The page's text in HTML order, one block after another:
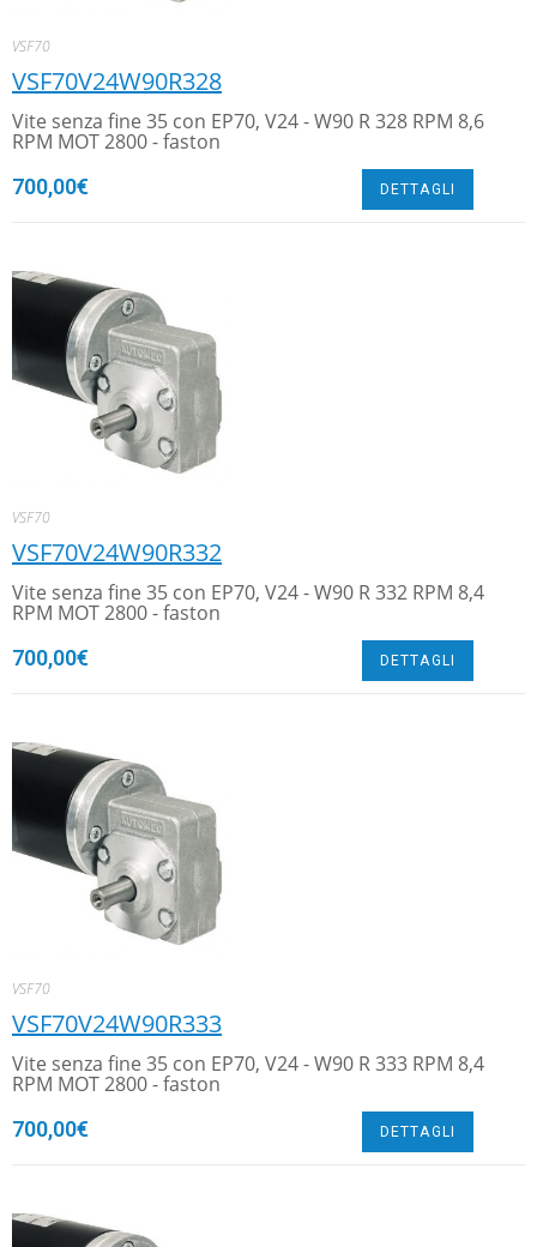
VSF70
VSF70V24W90R328
Vite senza fine 35 con EP70, V24 - W90 R 328 RPM 8,6
RPM MOT 2800 - faston
700,00€ DETTAGLI
VSF70
VSF70V24W90R332
Vite senza fine 35 con EP70, V24 - W90 R 332 RPM 8,4
RPM MOT 2800 - faston
700,00€ DETTAGLI
VSF70
VSF70V24W90R333
Vite senza fine 35 con EP70, V24 - W90 R 333 RPM 8,4
RPM MOT 2800 - faston
700,00€ DETTAGLI